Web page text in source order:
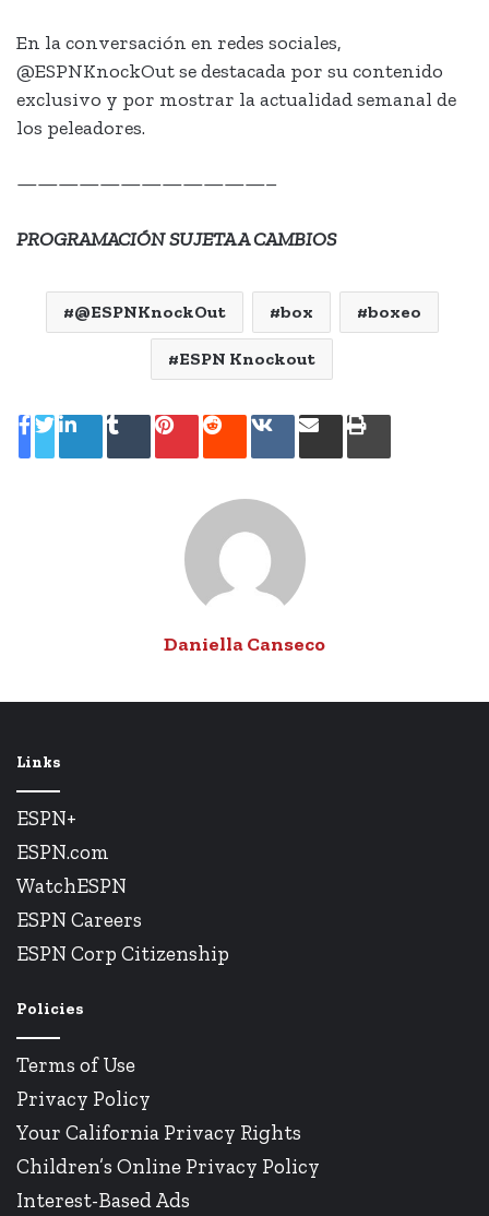
En la conversación en redes sociales,
@ESPNKnockOut se destacada por su contenido
exclusivo y por mostrar la actualidad semanal de
los peleadores.
————————————–
PROGRAMACIÓN SUJETA A CAMBIOS
@ESPNKnockOut box boxeo
ESPN Knockout
LinkedIn
TumblrPinterestRedditVKontakte
SharePrint
Daniella Canseco
Links
ESPN+
ESPN.com
WatchESPN
ESPN Careers
ESPN Corp Citizenship
Policies
Terms of Use
Privacy Policy
Your California Privacy Rights
Children’s Online Privacy Policy
Interest-Based Ads